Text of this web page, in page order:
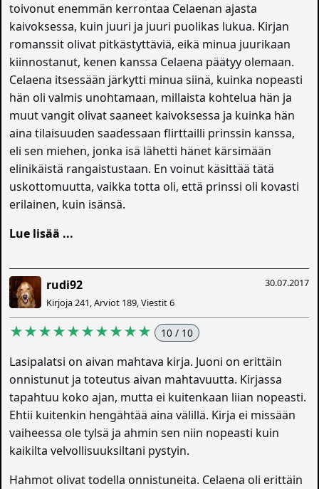
toivonut enemmän kerrontaa Celaenan ajasta
kaivoksessa, kuin juuri ja juuri puolikas lukua. Kirjan
romanssit olivat pitkästyttäviä, eikä minua juurikaan
kiinnostanut, kenen kanssa Celaena päätyy olemaan.
Celaena itsessään järkytti minua siinä, kuinka nopeasti
hän oli valmis unohtamaan, millaista kohtelua hän ja
muut vangit olivat saaneet kaivoksessa ja kuinka hän
aina tilaisuuden saadessaan flirttailli prinssin kanssa,
eli sen miehen, jonka isä lähetti hänet kärsimään
elinikäistä rangaistustaan. En voinut käsittää tätä
uskottomuutta, vaikka totta oli, että prinssi oli kovasti
erilainen, kuin isänsä.
Lue lisää ...
30.07.2017
rudi92
Kirjoja 241, Arviot 189, Viestit 6
★★★★★★★★★★ 10 / 10
Lasipalatsi on aivan mahtava kirja. Juoni on erittäin
onnistunut ja toteutus aivan mahtavuutta. Kirjassa
tapahtuu koko ajan, mutta ei kuitenkaan liian nopeasti.
Ehtii kuitenkin hengähtää aina välillä. Kirja ei missään
vaiheessa ole tylsä ja ahmin sen niin nopeasti kuin
kaikilta velvollisuuksiltani pystyin.
Hahmot olivat todella onnistuneita. Celaena oli erittäin